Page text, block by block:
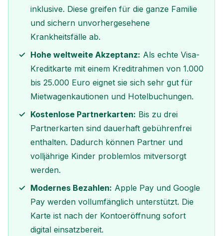
inklusive. Diese greifen für die ganze Familie
und sichern unvorhergesehene
Krankheitsfälle ab.
Hohe weltweite Akzeptanz: Als echte Visa-
Kreditkarte mit einem Kreditrahmen von 1.000
bis 25.000 Euro eignet sie sich sehr gut für
Mietwagenkautionen und Hotelbuchungen.
Kostenlose Partnerkarten: Bis zu drei
Partnerkarten sind dauerhaft gebührenfrei
enthalten. Dadurch können Partner und
volljährige Kinder problemlos mitversorgt
werden.
Modernes Bezahlen: Apple Pay und Google
Pay werden vollumfänglich unterstützt. Die
Karte ist nach der Kontoeröffnung sofort
digital einsatzbereit.